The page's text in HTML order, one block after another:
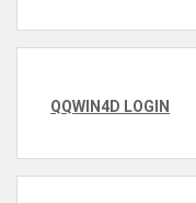
QQWIN4D LOGIN